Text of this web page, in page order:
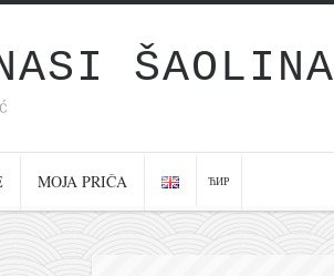
ŠAOLINA
MOJA PRIČA ЋИР